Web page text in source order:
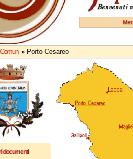
I Comuni » Porto Cesareo
documenti